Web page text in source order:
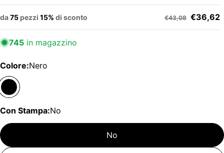
da75 pezzi 15% di sconto €43,08 €36,62
745 in magazzino
Colore:Nero
Con Stampa:No
No